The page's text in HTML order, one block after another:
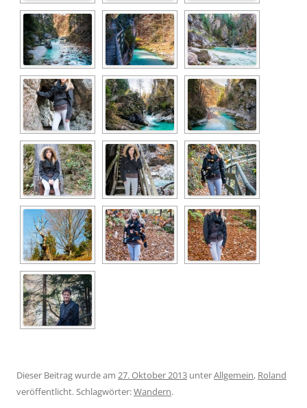
Dieser Beitrag wurde am 27. Oktober 2013 unterAllgemein, Roland
veröffentlicht. Schlagwörter:Wandern.